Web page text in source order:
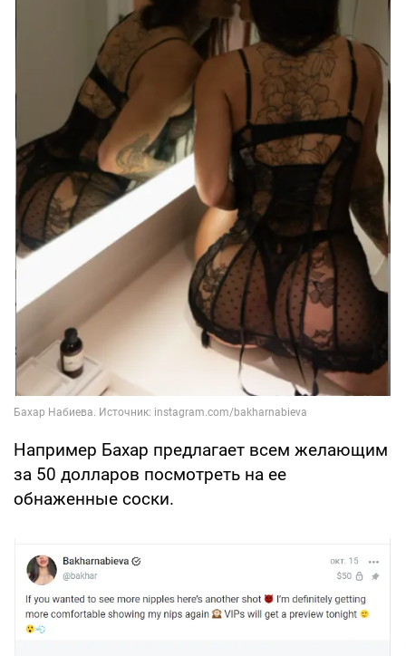
Например Бахар предлагает всем желающим
за 50 долларов посмотреть на ее
обнаженные соски.